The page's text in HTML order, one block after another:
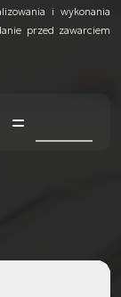
i wykonania
przed zawarciem